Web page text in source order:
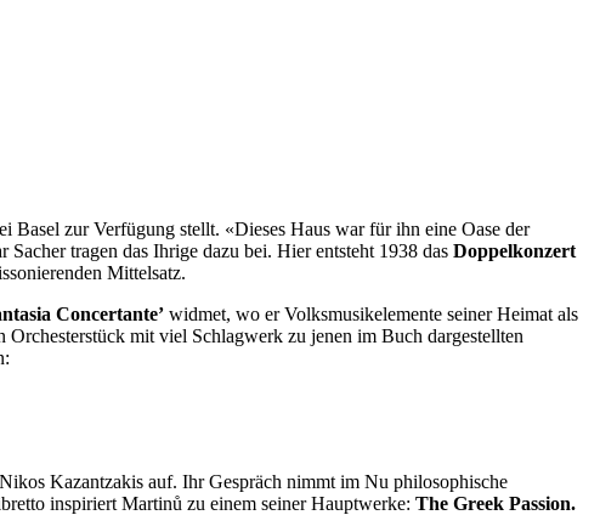
Basel zur Verfügung stellt. «Dieses Haus war für ihn eine Oase der
tragen das Ihrige dazu bei. Hier entsteht 1938 das Doppelkonzert
Mittelsatz.
Concertante’ widmet, wo er Volksmusikelemente seiner Heimat als
Orchesterstück mit viel Schlagwerk zu jenen im Buch dargestellten
Kazantzakis auf. Ihr Gespräch nimmt im Nu philosophische
inspiriert Martinů zu einem seiner Hauptwerke: The Greek Passion.